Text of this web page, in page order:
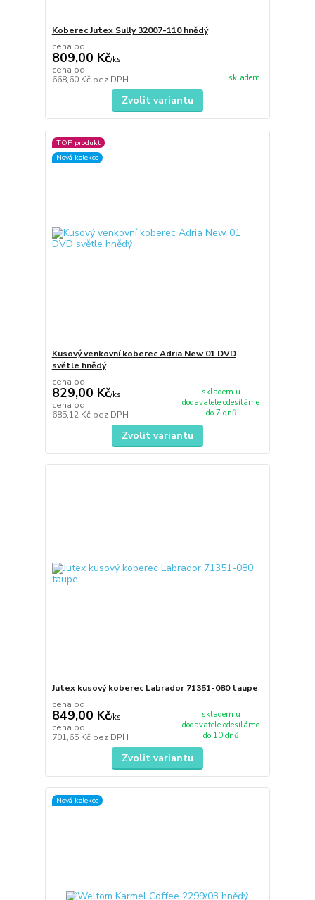
Koberec Jutex Sully 32007-110 hnědý
cena od
809,00 Kč/ks
cena od
668,60 Kč bez DPH skladem
Zvolit variantu
TOP produkt
Nová kolekce
Kusový venkovní koberec Adria New 01 DVD
světle hnědý
cena od
829,00 Kč/ks
cena od
685,12 Kč bez DPH
skladem u
dodavatele odesíláme
do 7 dnů
Zvolit variantu
Jutex kusový koberec Labrador 71351-080 taupe
cena od
849,00 Kč/ks
cena od
701,65 Kč bez DPH
skladem u
dodavatele odesíláme
do 10 dnů
Zvolit variantu
Nová kolekce